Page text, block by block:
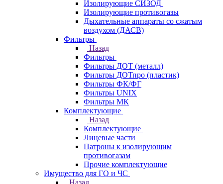
Изолирующие СИЗОД
Изолирующие противогазы
Дыхательные аппараты со сжатым
воздухом (ДАСВ)
Фильтры
Назад
Фильтры
Фильтры ДОТ (металл)
Фильтры ДОТпро (пластик)
Фильтры ФК/ФГ
Фильтры UNIX
Фильтры МК
Комплектующие
Назад
Комплектующие
Лицевые части
Патроны к изолирующим
противогазам
Прочие комплектующие
Имущество для ГО и ЧС
Назад